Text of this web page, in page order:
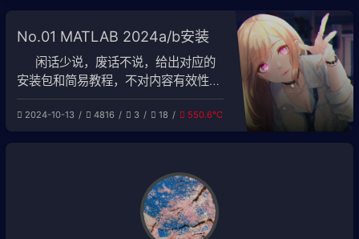
成的参数，默认生成VHDL代码，不生
成Report，有时候也不需要
clk_enable信号，所以需要
No.01 MATLAB 2024a/b安装
闲话少说，废话不说，给出对应的
安装包和简易教程，不对内容有效性负
责。 MATLAB 2024a MATLAB
2024b 应求补充Linux版本和
2024-10-13 4816 3 18 550.6℃